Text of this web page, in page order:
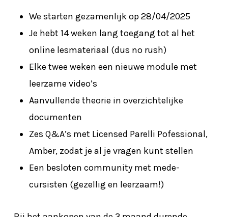
Geen producten in de winkelwagen.
Go To Shop
We starten gezamenlijk op 28/04/2025
Je hebt 14 weken lang toegang tot al het
online lesmateriaal (dus no rush)
Elke twee weken een nieuwe module met
leerzame video’s
Aanvullende theorie in overzichtelijke
documenten
Zes Q&A’s met Licensed Parelli Pofessional,
Amber, zodat je al je vragen kunt stellen
Een besloten community met mede-
cursisten (gezellig en leerzaam!)